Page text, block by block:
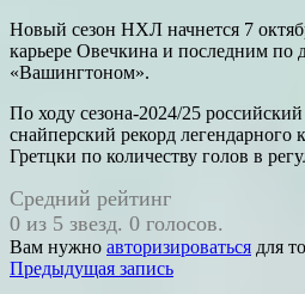
Новый сезон НХЛ начнется 7
карьере Овечкина и последним по
«Вашингтоном».
По ходу сезона-2024/25
снайперский рекорд легендарного
Гретцки по количеству голов в
Средний рейтинг
0 из 5 звезд. 0 голосов.
Вам нужно авторизироваться для
Навигация
Предыдущая запись